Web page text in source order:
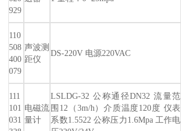
929
110
508
400
079
声波测
距仪
DS-220V 电源220VAC
111
101
031
电磁流
量计
LSLDG-32 公称通径DN32 流量范
围12（3m/h）介质温度120度 仪表
系数1.5522 公称压力1.6Mpa 工作电